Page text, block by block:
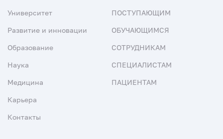
Университет
Развитие и инновации
Образование
Наука
Медицина
Карьера
Контакты
ПОСТУПАЮЩИМ
ОБУЧАЮЩИМСЯ
СОТРУДНИКАМ
СПЕЦИАЛИСТАМ
ПАЦИЕНТАМ